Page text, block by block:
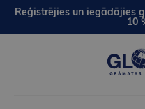
Reģistrējies un iegādājies
10